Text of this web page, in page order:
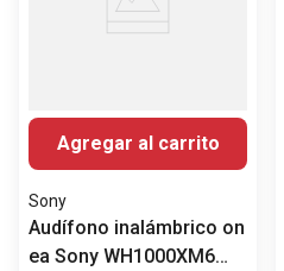
Agregar al carrito
Sony
Audífono inalámbrico on
ea Sony WH1000XM6